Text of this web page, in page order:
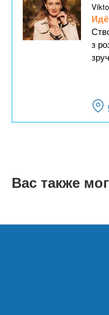
з
Вас также